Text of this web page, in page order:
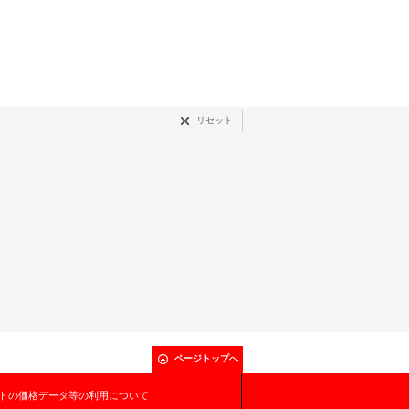
リセット
ページトップへ
の価格データ等の利用について